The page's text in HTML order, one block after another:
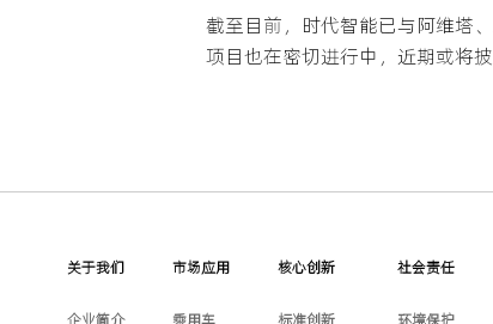
截至目前，时代智能已与阿维塔
项目也在密切进行中，近期或将
关于我们
企业简介
市场应用
乘用车
核心创新
标准创新
社会责任
环境保护